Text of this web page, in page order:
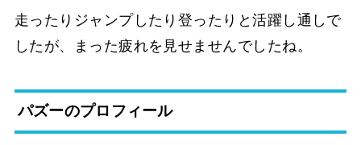
走ったりジャンプしたり登ったりと活躍し通しで
したが、まった疲れを見せませんでしたね。
パズーのプロフィール